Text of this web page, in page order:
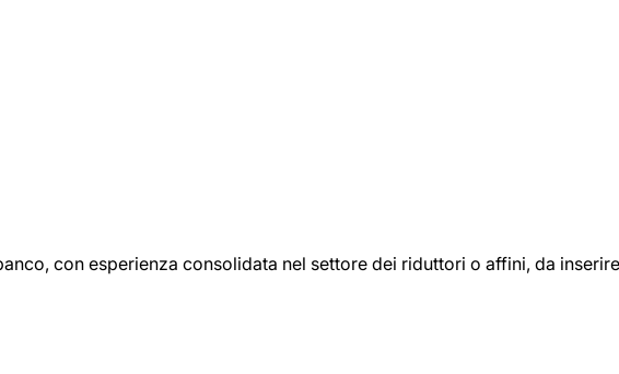
con esperienza consolidata nel settore dei riduttori o affini, da inserire